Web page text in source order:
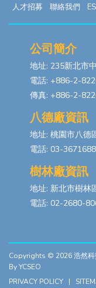
人才招募
聯絡我們
公司簡介
地址: 235新北市
電話: +886-2-
傳真: +886-2-
八德廠資訊
地址: 桃園市八德
電話: 03-
樹林廠資訊
地址: 新北市樹林
電話: 02-2680-
Copyrights © 2026浩然
ByYCSEO
PRIVACY POLICY
|